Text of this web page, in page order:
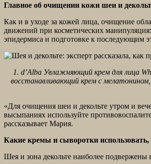
Главное об очищении кожи шеи и
Как и в уходе за кожей лица, очищение
движений при косметических
эпидермиса и подготовке к последующим
1. d’Alba Увлажняющий крем для лица
восстанавливающий крем с
«Для очищения шеи и декольте утром и
высыпаниях используйте
рассказывает Мария.
Какие кремы и сыворотки
Шея и зона декольте наиболее